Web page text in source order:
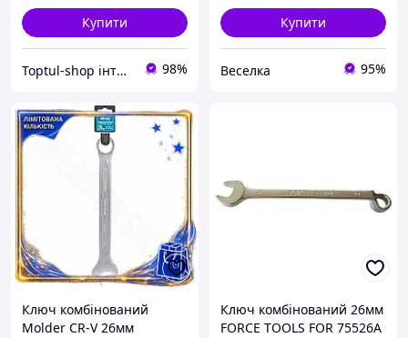
Купити
Toptul-shop інтернет магазин 98%
Купити
Веселка 95%
Ключ комбінований
Molder CR-V 26мм
Ключ комбінований 26мм
FORCE TOOLS FOR 75526A